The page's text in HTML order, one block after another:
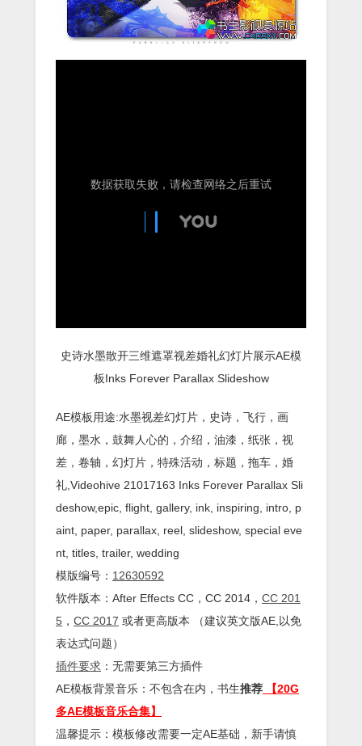
史诗水墨散开三维遮罩视差婚礼幻灯片展示AE模
板Inks Forever Parallax Slideshow
AE模板用途:水墨视差幻灯片，史诗，飞行，画
廊，墨水，鼓舞人心的，介绍，油漆，纸张，视
差，卷轴，幻灯片，特殊活动，标题，拖车，婚
礼,Videohive 21017163 Inks Forever Parallax Sli
deshow,epic, flight, gallery, ink, inspiring, intro, p
aint, paper, parallax, reel, slideshow, special eve
nt, titles, trailer, wedding
模版编号： 12630592
软件版本： After Effects CC ，CC 2014， CC 201
5 ， CC 2017 或者更高版本 （建议英文版AE,以免
表达式问题）
插件要求 ：无需要第三方插件
AE模板背景音乐：不包含在内，书生推荐 【20G
多AE模板音乐合集】
温馨提示：模板修改需要一定AE基础，新手请慎